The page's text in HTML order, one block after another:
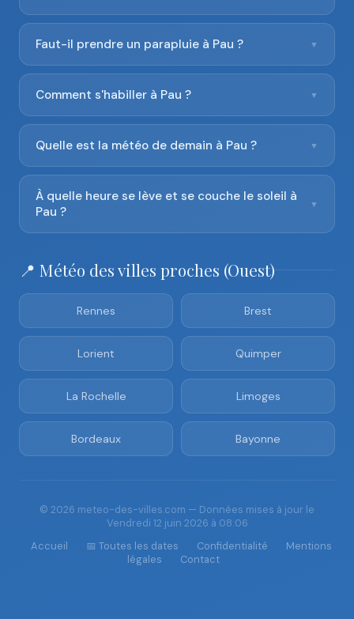
Faut-il prendre un parapluie à Pau ? ▼
Comment s'habiller à Pau ? ▼
Quelle est la météo de demain à Pau ? ▼
À quelle heure se lève et se couche le soleil à
Pau ?
▼
📍 Météo des villes proches (Ouest)
Rennes Brest
Lorient Quimper
La Rochelle Limoges
Bordeaux Bayonne
© 2026 meteo-des-villes.com — Données mises à jour le
Vendredi 12 juin 2026 à 08:06
Accueil
📅 Toutes les dates Confidentialité
Mentions
légales
Contact